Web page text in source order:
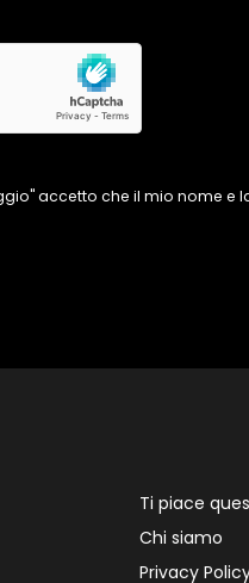
accetto che il mio nome e
Ti piace
Chi siamo
Privacy